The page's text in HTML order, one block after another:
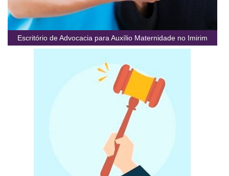
Escritório de Advocacia para Auxílio Maternidade no Imirim